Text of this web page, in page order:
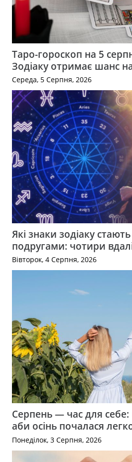
Таро-гороскоп на 5
Зодіаку отримає шанс
Середа, 5 Серпня, 2026
Які знаки зодіаку
подругами: чотири
Вівторок, 4 Серпня, 2026
Серпень — час для
аби осінь почалася
Понеділок, 3 Серпня, 2026